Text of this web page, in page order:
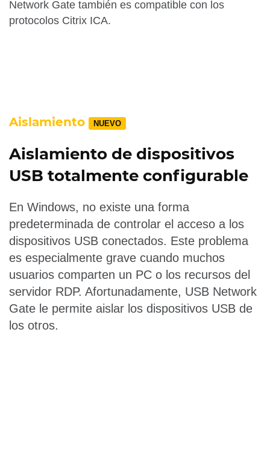
Network Gate también es compatible con los
protocolos Citrix ICA.
Aislamiento NUEVO
Aislamiento de dispositivos
USB totalmente configurable
En Windows, no existe una forma
predeterminada de controlar el acceso a los
dispositivos USB conectados. Este problema
es especialmente grave cuando muchos
usuarios comparten un PC o los recursos del
servidor RDP. Afortunadamente, USB Network
Gate le permite aislar los dispositivos USB de
los otros.